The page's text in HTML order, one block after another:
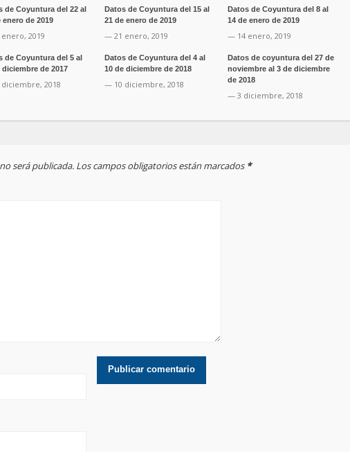
de Coyuntura del 22 al
enero de 2019
2019
Datos de Coyuntura del 15 al
21 de enero de 2019
— 21 enero, 2019
Datos de Coyuntura del 8 al
14 de enero de 2019
— 14 enero, 2019
de Coyuntura del 5 al
diciembre de 2017
2018
Datos de Coyuntura del 4 al
10 de diciembre de 2018
— 10 diciembre, 2018
Datos de coyuntura del 27 de
noviembre al 3 de diciembre
de 2018
— 3 diciembre, 2018
será publicada. Los campos obligatorios están marcados *